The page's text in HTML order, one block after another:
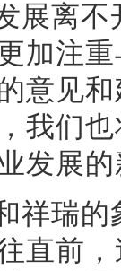
展离
加注
意见
我们
发展
祥瑞
直前